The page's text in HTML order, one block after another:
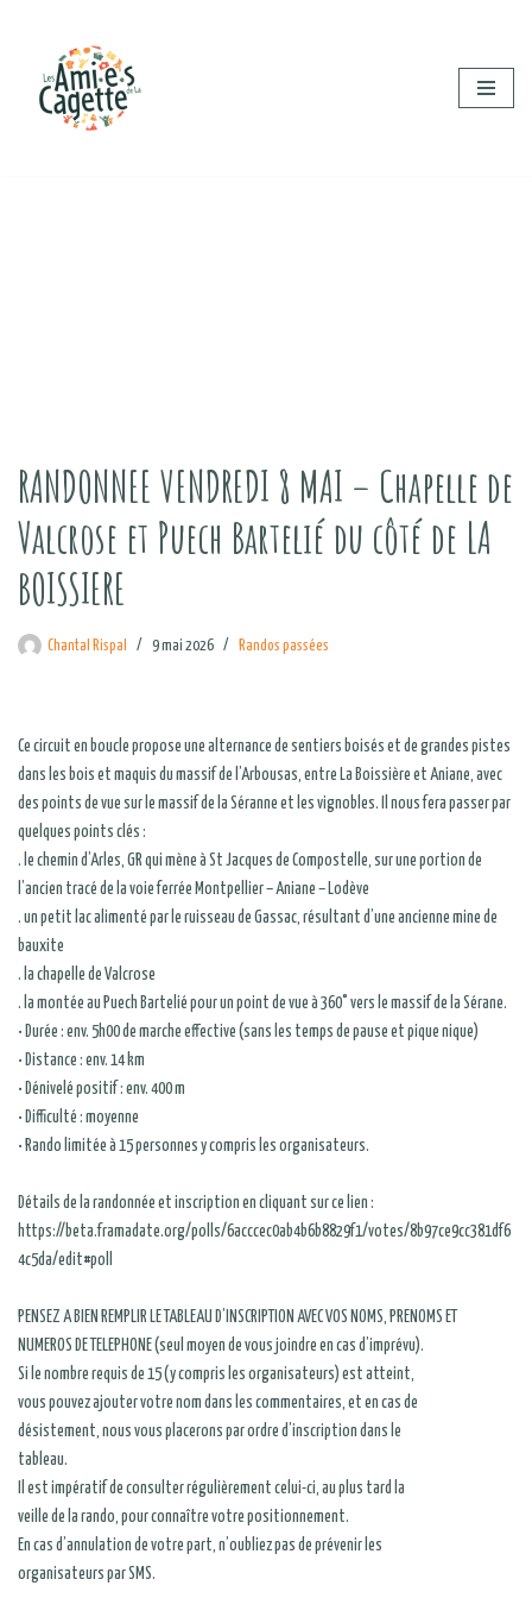
contenu
RANDONNEE VENDREDI 8 MAI – Chapelle de
Valcrose et Puech Bartelié du côté de LA
BOISSIERE
Chantal Rispal 9 mai 2026 Randos passées
Ce circuit en boucle propose une alternance de sentiers boisés et de grandes pistes
dans les bois et maquis du massif de l’Arbousas, entre La Boissière et Aniane, avec
des points de vue sur le massif de la Séranne et les vignobles. Il nous fera passer par
quelques points clés :
. le chemin d’Arles, GR qui mène à St Jacques de Compostelle, sur une portion de
l’ancien tracé de la voie ferrée Montpellier – Aniane – Lodève
. un petit lac alimenté par le ruisseau de Gassac, résultant d’une ancienne mine de
bauxite
. la chapelle de Valcrose
. la montée au Puech Bartelié pour un point de vue à 360° vers le massif de la Sérane.
• Durée : env. 5h00 de marche effective (sans les temps de pause et pique nique)
• Distance : env. 14 km
• Dénivelé positif : env. 400 m
• Difficulté : moyenne
• Rando limitée à 15 personnes y compris les organisateurs.
Détails de la randonnée et inscription en cliquant sur ce lien :
https://beta.framadate.org/polls/6acccec0ab4b6b8829f1/votes/8b97ce9cc381df6
4c5da/edit#poll
PENSEZ A BIEN REMPLIR LE TABLEAU D’INSCRIPTION AVEC VOS NOMS, PRENOMS ET
NUMEROS DE TELEPHONE (seul moyen de vous joindre en cas d’imprévu).
Si le nombre requis de 15 (y compris les organisateurs) est atteint,
vous pouvez ajouter votre nom dans les commentaires, et en cas de
désistement, nous vous placerons par ordre d’inscription dans le
tableau.
Il est impératif de consulter régulièrement celui-ci, au plus tard la
veille de la rando, pour connaître votre positionnement.
En cas d’annulation de votre part, n’oubliez pas de prévenir les
organisateurs par SMS.